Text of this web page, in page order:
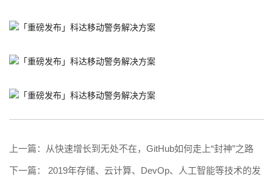
上一篇： 从快速增长到无处不在，GitHub如何走上“封神”之路
下一篇： 2019年存储、云计算、DevOp、人工智能等技术的发